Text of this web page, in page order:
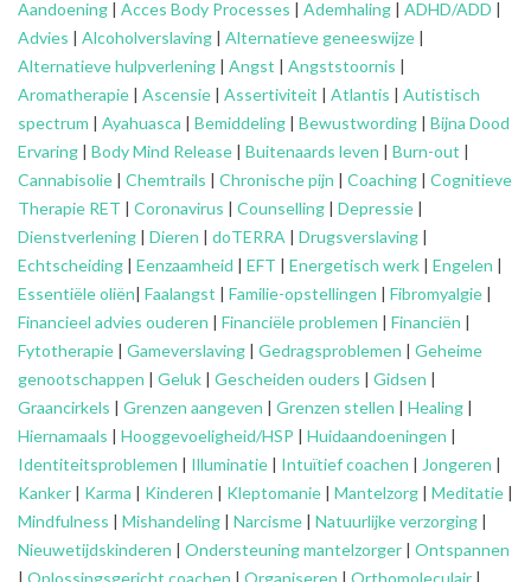
Aandoening | Acces Body Processes | Ademhaling | ADHD/ADD |
Advies | Alcoholverslaving | Alternatieve geneeswijze |
Alternatieve hulpverlening | Angst | Angststoornis |
Aromatherapie | Ascensie | Assertiviteit | Atlantis | Autistisch
spectrum | Ayahuasca | Bemiddeling | Bewustwording | Bijna Dood
Ervaring | Body Mind Release | Buitenaards leven | Burn-out |
Cannabisolie | Chemtrails | Chronische pijn | Coaching | Cognitieve
Therapie RET | Coronavirus | Counselling | Depressie |
Dienstverlening | Dieren | doTERRA | Drugsverslaving |
Echtscheiding | Eenzaamheid | EFT | Energetisch werk | Engelen |
Essentiële oliën| Faalangst | Familie-opstellingen | Fibromyalgie |
Financieel advies ouderen | Financiële problemen | Financiën |
Fytotherapie | Gameverslaving | Gedragsproblemen | Geheime
genootschappen | Geluk | Gescheiden ouders | Gidsen |
Graancirkels | Grenzen aangeven | Grenzen stellen | Healing |
Hiernamaals | Hooggevoeligheid/HSP | Huidaandoeningen |
Identiteitsproblemen | Illuminatie | Intuïtief coachen | Jongeren |
Kanker | Karma | Kinderen | Kleptomanie | Mantelzorg | Meditatie |
Mindfulness | Mishandeling | Narcisme | Natuurlijke verzorging |
Nieuwetijdskinderen | Ondersteuningmantelzorger | Ontspannen